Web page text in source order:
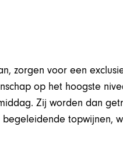
zorgen voor een
op het hoogste
Zij worden dan
topwijnen,